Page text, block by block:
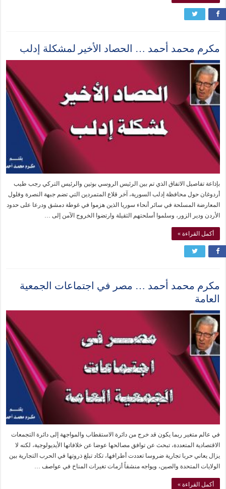
مكرم محمد أحمد … الحصاد الأخير لمشكلة إدلب
بإذاعة تفاصيل الاتفاق الذي تم بين الرئيس الروسي بوتين والرئيس التركي رجب طيب
أردوغان حول محافظة إدلب السورية، آخر قلاع المتمردين التي تضم جبهة النصرة وفلول
المعارضة المسلحة في سائر أنحاء سوريا الذين هزموا في غوطة دمشق ودرعا على حدود
الأردن ودير الزور، وسلموا أسلحتهم الثقيلة وارتضوا الخروج الآمن إلى …
أكمل القراءة »
مكرم محمد أحمد … مصر في اجتماعات الجمعية
العامة
في عالم متغير ربما يكون قد خرج من دائرة الاستقطاب والمواجهة إلى دائرة التجمعات
الاقتصادية المتعددة، تبحث عن توافق مصالحها عوضا عن خلافاتها الأيديولوجية، لكنه لا
يزال يعاني حربا تجارية ضروسا تعددت أطرافها، تكاد تبلغ ذروتها في الحرب التجارية بين
الولايات المتحدة والصين، ويواجه منشقاً أزمات تغيرات المناخ في عواصف …
أكمل القراءة »